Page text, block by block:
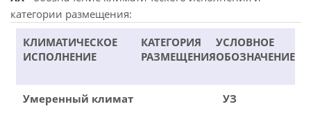
категории размещения:
КЛИМАТИЧЕСКОЕ
ИСПОЛНЕНИЕ
КАТЕГОРИЯ
РАЗМЕЩЕНИЯ
УСЛОВНОЕ
ОБОЗНАЧЕНИЕ
Умеренный климат УЗ